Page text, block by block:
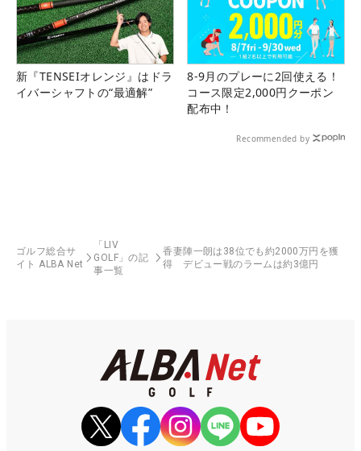
新『TENSEIオレンジ』はドラ
イバーシャフトの“最適解”
8-9月のプレーに2回使える！
コース限定2,000円クーポン
配布中！
Recommended by
ゴルフ総合サ
イト ALBA Net
「LIV
GOLF」の記
事一覧
香妻陣一朗は38位でも約2000万円を獲
得 デビュー戦のラームは約3億円